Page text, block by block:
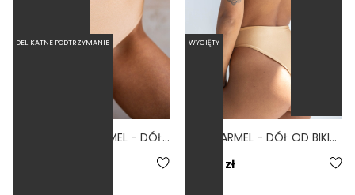
HIGH WAIST CARAMEL - DÓŁ OD BIKINI WYSOKI STAN FIGI KARMELOWY
LINKI CARMEL - DÓŁ OD BIKINI WYSOKI STAN BRAZYLIANY ZŁOTY
179,00 zł
DELIKATNE PODTRZYMANIE WYCIĘTY